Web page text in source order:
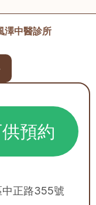
澤中醫診所
預約
正路355號